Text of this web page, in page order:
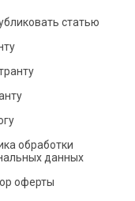
статью
обработки
данных
оферты